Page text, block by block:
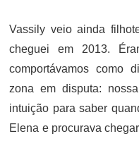
Vassily veio ainda
cheguei em 2013.
comportávamos como
zona em disputa:
intuição para saber
Elena e procurava